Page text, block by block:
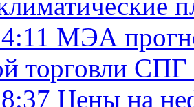
МЭА
торговли СПГ
Цены на